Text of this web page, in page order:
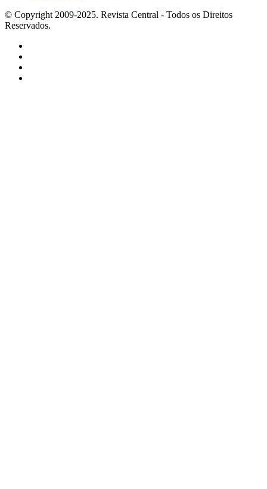
© Copyright 2009-2025. Revista Central - Todos os Direitos
Reservados.